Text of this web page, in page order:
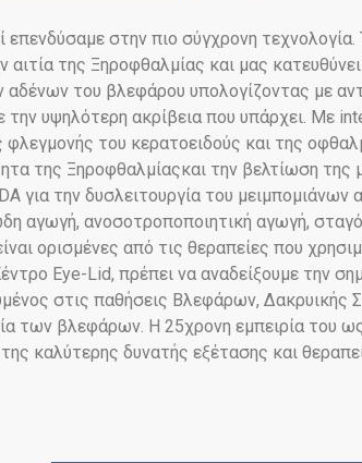
επενδύσαμε στην πιο σύγχρονη
αιτία της Ξηροφθαλμίας και μας
του βλεφάρου υπολογίζοντας με
υψηλότερη ακρίβεια που υπάρχει. Με
του κερατοειδούς και της
της Ξηροφθαλμίαςκαι την βελτίωση
για την δυσλειτουργία του
αγωγή, ανοσοτροποποιητική αγωγή,
ορισμένες από τις θεραπείες που
Eye-Lid, πρέπει να αναδείξουμε την
στις παθήσεις Βλεφάρων, Δακρυικής
των βλεφάρων. Η 25χρονη εμπειρία
καλύτερης δυνατής εξέτασης και